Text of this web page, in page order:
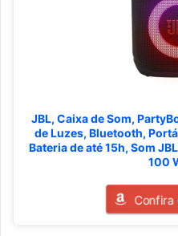
JBL, Caixa de Som,
de Luzes, Bluetooth,
Bateria de até 15h, Som
100
Confira